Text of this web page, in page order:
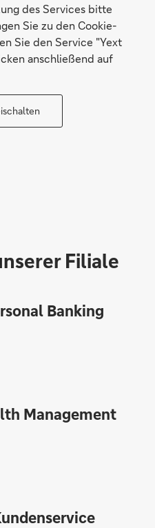
des Services bitte
Sie zu den Cookie-
Sie den Service "Yext
anschließend auf
Filiale
Banking
Management